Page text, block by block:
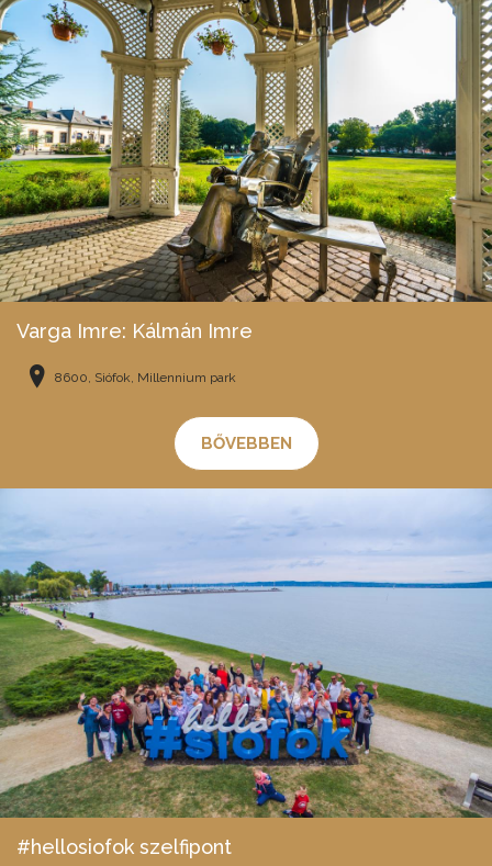
Varga Imre: Kálmán Imre
8600, Siófok, Millennium park
BŐVEBBEN
#hellosiofok szelfipont